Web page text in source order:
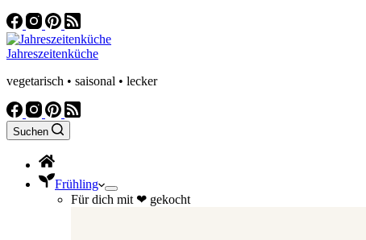
Jahreszeitenküche
vegetarisch • saisonal • lecker
Suchen
Frühling
Für dich mit ❤ gekocht